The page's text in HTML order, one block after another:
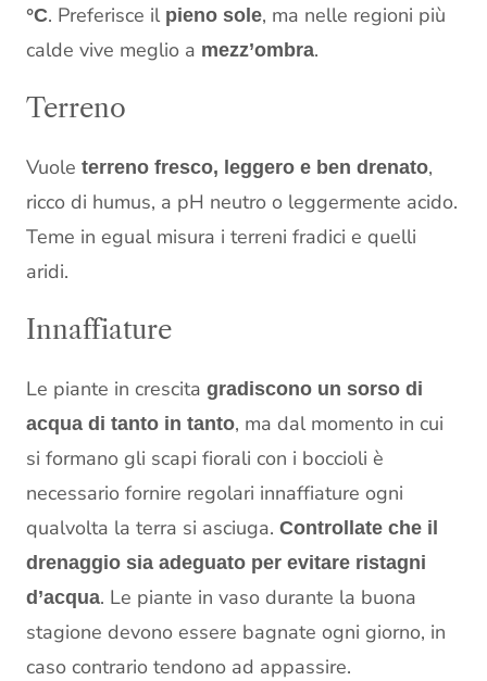
°C. Preferisce il pieno sole, ma nelle regioni più
calde vive meglio a mezz’ombra.
Terreno
Vuole terreno fresco, leggero e ben drenato,
ricco di humus, a pH neutro o leggermente acido.
Teme in egual misura i terreni fradici e quelli
aridi.
Innaffiature
Le piante in crescita gradiscono un sorso di
acqua di tanto in tanto, ma dal momento in cui
si formano gli scapi fiorali con i boccioli è
necessario fornire regolari innaffiature ogni
qualvolta la terra si asciuga. Controllate che il
drenaggio sia adeguato per evitare ristagni
d’acqua. Le piante in vaso durante la buona
stagione devono essere bagnate ogni giorno, in
caso contrario tendono ad appassire.